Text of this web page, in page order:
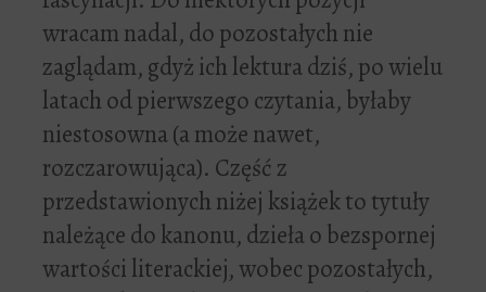
wracam nadal, do pozostałych nie
zaglądam, gdyż ich lektura dziś, po wielu
latach od pierwszego czytania, byłaby
niestosowna (a może nawet,
rozczarowująca). Część z
przedstawionych niżej książek to tytuły
należące do kanonu, dzieła o bezspornej
wartości literackiej, wobec pozostałych,